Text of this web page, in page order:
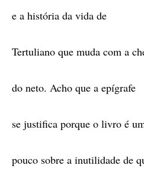
e a história da vida de
Tertuliano que muda com a
do neto. Acho que a epígrafe
se justifica porque o livro é
pouco sobre a inutilidade de